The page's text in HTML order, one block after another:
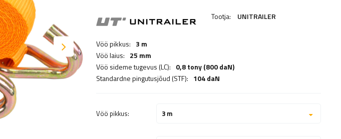
Tootja: UNITRAILER
Vöö pikkus: 3 m
Vöö laius: 25 mm
Vöö sideme tugevus (LC): 0,8 tony (800 daN)
Standardne pingutusjõud (STF): 104 daN
Vöö pikkus: 3 m